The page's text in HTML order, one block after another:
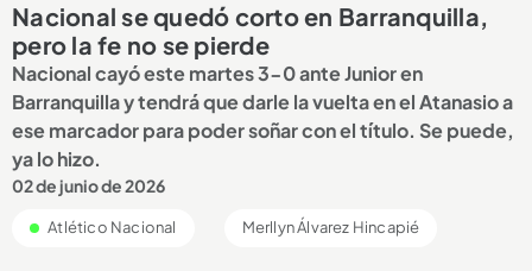
Nacional se quedó corto en Barranquilla,
pero la fe no se pierde
Nacional cayó este martes 3-0 ante Junior en
Barranquilla y tendrá que darle la vuelta en el Atanasio a
ese marcador para poder soñar con el título. Se puede,
ya lo hizo.
02 de junio de 2026
Atlético Nacional Merllyn Álvarez Hincapié